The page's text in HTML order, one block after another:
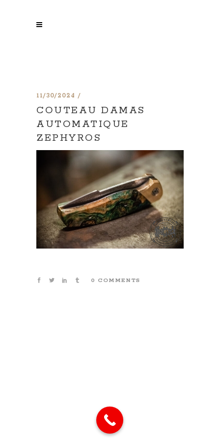
11/30/2024
COUTEAU DAMAS
AUTOMATIQUE
ZEPHYROS
0 COMMENTS